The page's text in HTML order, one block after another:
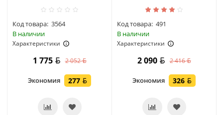
Код товара: 3564
В наличии
Характеристики
1 775 2 052
Экономия 277
Код товара: 491
В наличии
Характеристики
2 090 2 416
Экономия 326